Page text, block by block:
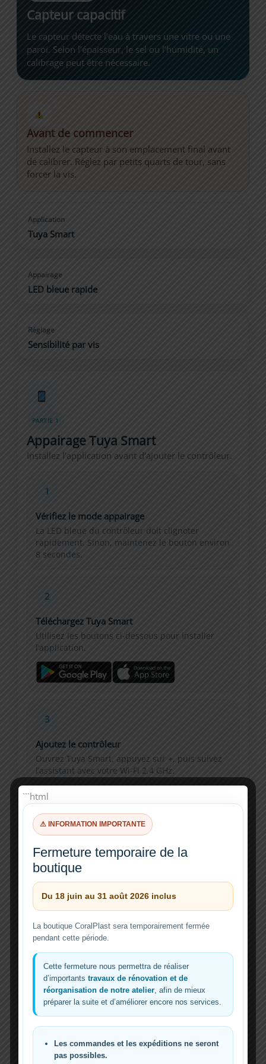
Capteur capacitif
Le capteur détecte l’eau à travers une vitre ou une
paroi. Selon l’épaisseur, le sel ou l’humidité, un
calibrage peut être nécessaire.
Avant de commencer
Installez le capteur à son emplacement final avant
de calibrer. Réglez par petits quarts de tour, sans
forcer la vis.
Application
Tuya Smart
Appairage
LED bleue rapide
Réglage
Sensibilité par vis
PARTIE 1
Appairage Tuya Smart
Installez l’application avant d’ajouter le contrôleur.
1
Vérifiez le mode appairage
La LED bleue du contrôleur doit clignoter
rapidement. Sinon, maintenez le bouton environ
8 secondes.
2
Téléchargez Tuya Smart
Utilisez les boutons ci-dessous pour installer
l’application.
3
Ajoutez le contrôleur
Ouvrez Tuya Smart, appuyez sur +, puis suivez
l’assistant avec votre Wi‑Fi 2,4 GHz.
PARTIE 2
Positionnement du capteur
Le capteur doit être testé à son emplacement
définitif.
1
Placez le capteur sur la vitre
Installez-le à la hauteur où l’eau doit être
détectée.
Vérifiez la LED
```html
⚠ INFORMATION IMPORTANTE
Fermeture temporaire de la
boutique
Du 18 juin au 31 août 2026 inclus
La boutique CoralPlast sera temporairement fermée
pendant cette période.
Cette fermeture nous permettra de réaliser
d’importants travaux de rénovation et de
réorganisation de notre atelier, afin de mieux
préparer la suite et d’améliorer encore nos services.
Les commandes et les expéditions ne seront
pas possibles.